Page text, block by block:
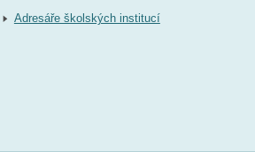
Adresáře školských institucí